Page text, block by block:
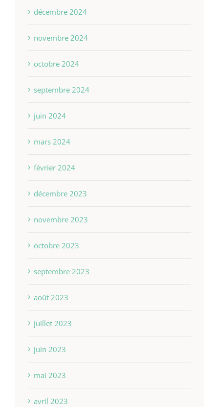
décembre 2024
novembre 2024
octobre 2024
septembre 2024
juin 2024
mars 2024
février 2024
décembre 2023
novembre 2023
octobre 2023
septembre 2023
août 2023
juillet 2023
juin 2023
mai 2023
avril 2023